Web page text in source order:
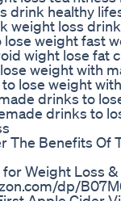
drink healthy
weight loss
weight fast
wight lose fat
weight with
lose weight
drinks to
drinks to
The Benefits Of
Weight Loss
dp/